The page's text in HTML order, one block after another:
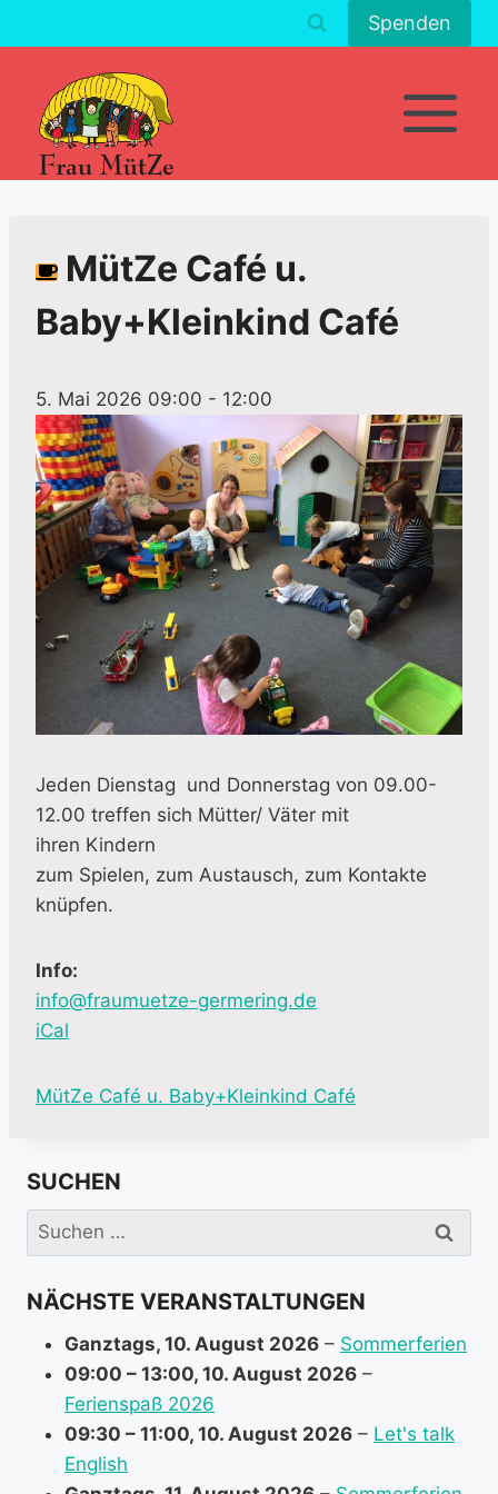
Inhalt
Spenden
MütZe Café u.
Baby+Kleinkind Café
5. Mai 2026 09:00 - 12:00
Jeden Dienstag und Donnerstag von 09.00-
12.00 treffen sich Mütter/ Väter mit
ihren Kindern
zum Spielen, zum Austausch, zum Kontakte
knüpfen.
Info:
info@fraumuetze-germering.de
iCal
M
e
i
n
o
MütZe Café u. Baby+Kleinkind Café
SUCHEN
Suchen
nach:
NÄCHSTE VERANSTALTUNGEN
Ganztags, 10. August 2026 – Sommerferien
09:00 – 13:00, 10. August 2026 –
Ferienspaß 2026
09:30 – 11:00, 10. August 2026 – Let's talk
English